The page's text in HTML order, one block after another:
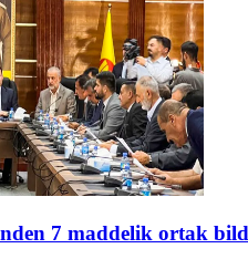
7 maddelik ortak